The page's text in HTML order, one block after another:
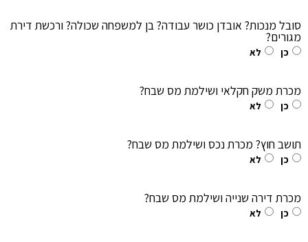
סובל מנכות? אובדן כושר עבודה? בן למשפחה שכולה? ורכשת דירת
מגורים?
כן לא
מכרת משק חקלאי ושילמת מס שבח?
כן לא
תושב חוץ? מכרת נכס ושילמת מס שבח?
כן לא
מכרת דירה שנייה ושילמת מס שבח?
כן לא